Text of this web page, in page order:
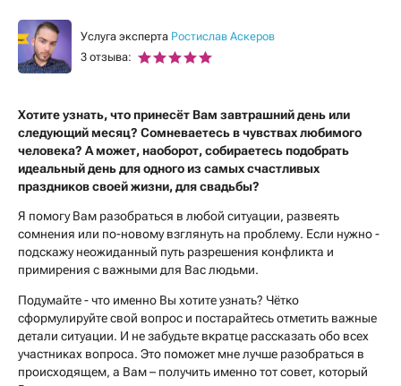
Услуга эксперта Ростислав Аскеров
3 отзыва:
Хотите узнать, что принесёт Вам завтрашний день или
следующий месяц? Сомневаетесь в чувствах любимого
человека? А может, наоборот, собираетесь подобрать
идеальный день для одного из самых счастливых
праздников своей жизни, для свадьбы?
Я помогу Вам разобраться в любой ситуации, развеять
сомнения или по-новому взглянуть на проблему. Если нужно -
подскажу неожиданный путь разрешения конфликта и
примирения с важными для Вас людьми.
Подумайте - что именно Вы хотите узнать? Чётко
сформулируйте свой вопрос и постарайтесь отметить важные
детали ситуации. И не забудьте вкратце рассказать обо всех
участниках вопроса. Это поможет мне лучше разобраться в
происходящем, а Вам – получить именно тот совет, который